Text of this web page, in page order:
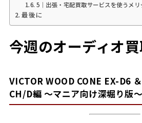
5｜出張・宅配買取サービスを使うメリ
最後に
今週のオーディオ
VICTOR WOOD CONE EX-D6
CH/D編 〜マニア向け深堀り版〜